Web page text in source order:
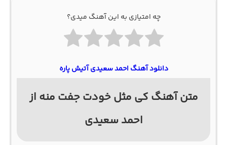
چه امتیازی به این آهنگ میدی؟
دانلود آهنگ احمد سعیدی آتیش پاره
متن آهنگ کی مثل خودت جفت منه از
احمد سعیدی